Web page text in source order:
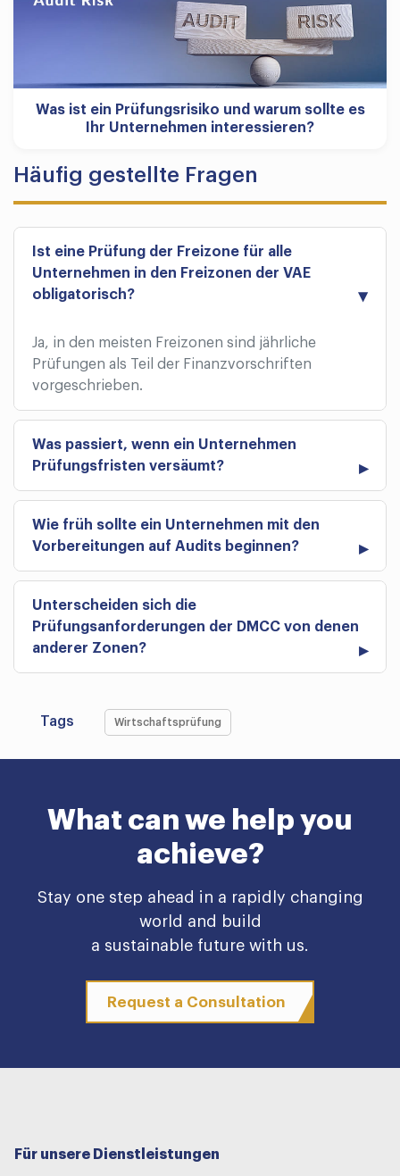
Was ist ein Prüfungsrisiko und warum sollte es
Ihr Unternehmen interessieren?
Häufig gestellte Fragen
Ist eine Prüfung der Freizone für alle
Unternehmen in den Freizonen der VAE
obligatorisch?
Ja, in den meisten Freizonen sind jährliche
Prüfungen als Teil der Finanzvorschriften
vorgeschrieben.
Was passiert, wenn ein Unternehmen
Prüfungsfristen versäumt?
Wie früh sollte ein Unternehmen mit den
Vorbereitungen auf Audits beginnen?
Unterscheiden sich die
Prüfungsanforderungen der DMCC von denen
anderer Zonen?
Tags Wirtschaftsprüfung
What can we help you
achieve?
Stay one step ahead in a rapidly changing
world and build
a sustainable future with us.
Request a Consultation
Für unsere Dienstleistungen